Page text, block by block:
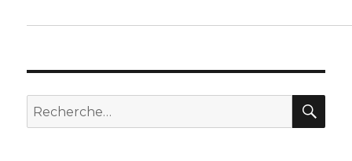
Recherche
pour :